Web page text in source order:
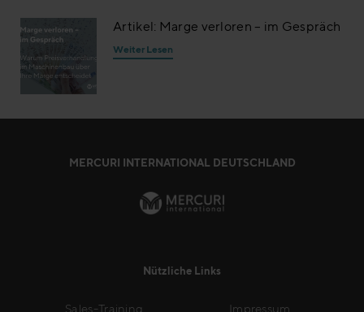
Artikel: Marge verloren – im Gespräch
Weiter Lesen
MERCURI INTERNATIONAL DEUTSCHLAND
Nützliche Links
Sales-Training Impressum